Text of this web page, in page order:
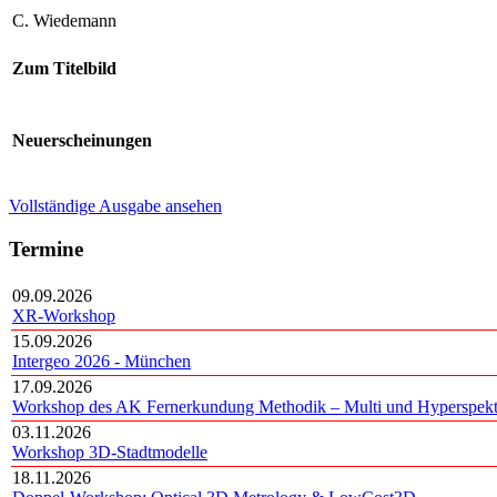
C. Wiedemann
Zum Titelbild
Neuerscheinungen
Vollständige Ausgabe ansehen
Termine
09.09.2026
XR-Workshop
15.09.2026
Intergeo 2026 - München
17.09.2026
Workshop des AK Fernerkundung Methodik – Multi und
03.11.2026
Workshop 3D-Stadtmodelle
18.11.2026